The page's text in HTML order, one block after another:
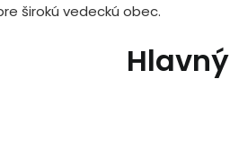
širokú vedeckú obec.